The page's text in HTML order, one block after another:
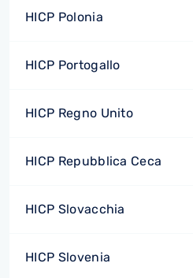
HICP Polonia
HICP Portogallo
HICP Regno Unito
HICP Repubblica Ceca
HICP Slovacchia
HICP Slovenia